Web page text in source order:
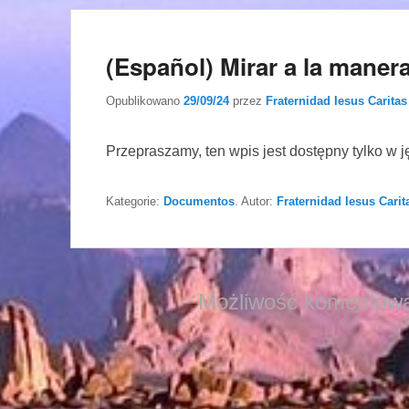
(Español) Mirar a la
Opublikowano 29/09/24 przez Fraternidad Iesus Caritas
Przepraszamy, ten wpis jest dostępny tylko w
Kategorie: Documentos . Autor: Fraternidad Iesus
Możliwość